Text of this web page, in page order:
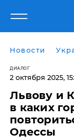
Новости
ДИАЛОГ
2 октября 2025,
Львову и
в каких
Одессы